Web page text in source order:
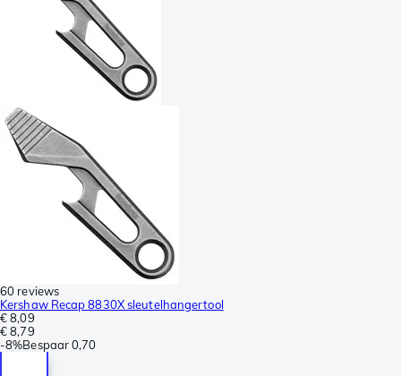
60 reviews
Kershaw Recap 8830X sleutelhangertool
€ 8,09
€ 8,79
-8%Bespaar0,70